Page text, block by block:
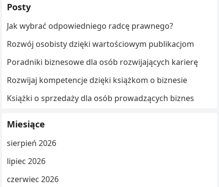
Posty
Jak wybrać odpowiedniego radcę prawnego?
Rozwój osobisty dzięki wartościowym publikacjom
Poradniki biznesowe dla osób rozwijających karierę
Rozwijaj kompetencje dzięki książkom o biznesie
Książki o sprzedaży dla osób prowadzących biznes
Miesiące
sierpień 2026
lipiec 2026
czerwiec 2026